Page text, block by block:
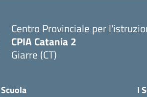
Centro Provinciale per
CPIA Catania 2
Giarre (CT)
I